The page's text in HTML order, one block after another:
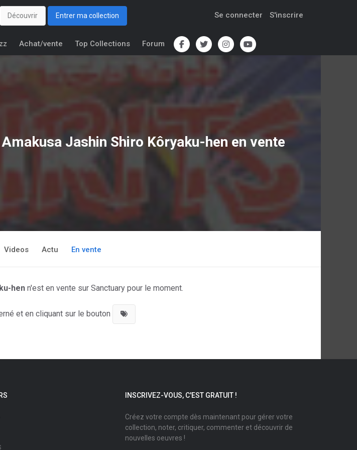
Découvrir Entrer ma collection Se connecter S'inscrire
Achat/vente Top Collections Forum
Jashin Shiro Kôryaku-hen en vente
Videos Actu En vente
hen n'est en vente sur Sanctuary pour le moment.
et en cliquant sur le bouton
INSCRIVEZ-VOUS, C'EST GRATUIT !
Créez votre compte dès maintenant pour gérer votre
collection, noter, critiquer, commenter et découvrir de
nouvelles oeuvres !